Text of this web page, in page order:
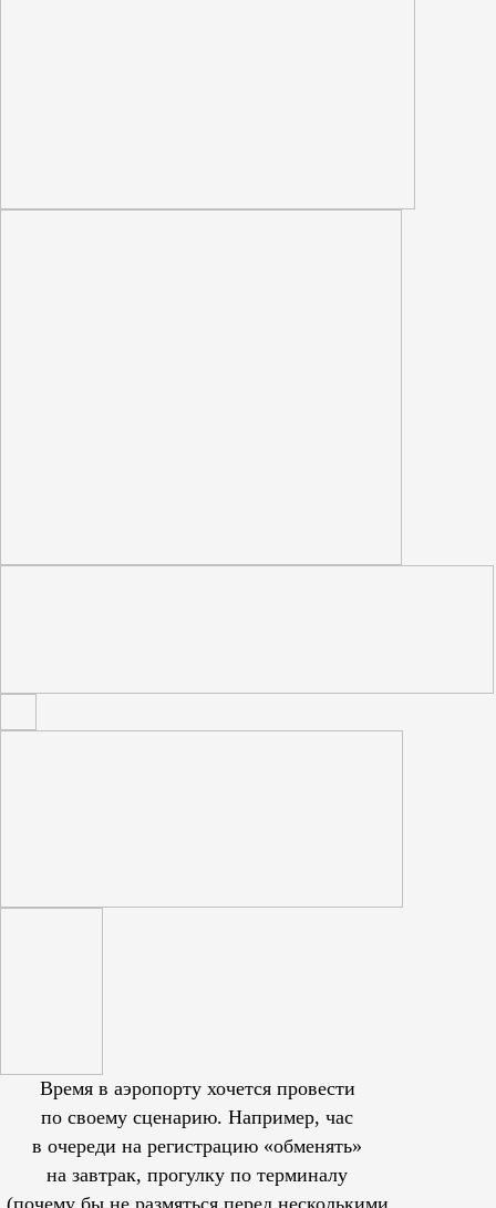
Время в аэропорту хочется провести
по своему сценарию. Например, час
в очереди на регистрацию «обменять»
на завтрак, прогулку по терминалу